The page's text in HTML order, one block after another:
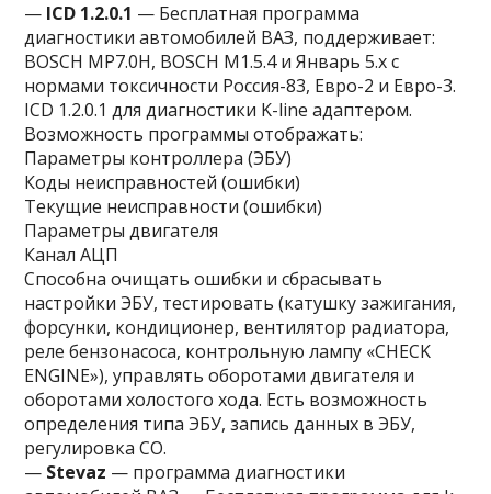
— ICD 1.2.0.1 — Бесплатная программа
диагностики автомобилей ВАЗ, поддерживает:
BOSCH MP7.0H, BOSCH M1.5.4 и Январь 5.х с
нормами токсичности Россия-83, Евро-2 и Евро-3.
ICD 1.2.0.1 для диагностики K-line адаптером.
Возможность программы отображать:
Параметры контроллера (ЭБУ)
Коды неисправностей (ошибки)
Текущие неисправности (ошибки)
Параметры двигателя
Канал АЦП
Способна очищать ошибки и сбрасывать
настройки ЭБУ, тестировать (катушку зажигания,
форсунки, кондиционер, вентилятор радиатора,
реле бензонасоса, контрольную лампу «CHECK
ENGINE»), управлять оборотами двигателя и
оборотами холостого хода. Есть возможность
определения типа ЭБУ, запись данных в ЭБУ,
регулировка СО.
— Stevaz — программа диагностики